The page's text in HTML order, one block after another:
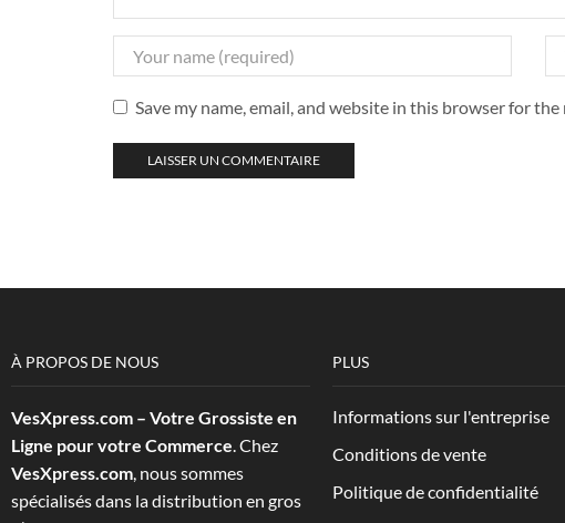
Save my name, email, and website in this browser for
À PROPOS DE NOUS
VesXpress.com – Votre Grossiste en
Ligne pour votre Commerce . Chez
VesXpress.com , nous sommes
spécialisés dans la distribution en gros
PLUS
Informations sur l'entreprise
Conditions de vente
Politique de confidentialité